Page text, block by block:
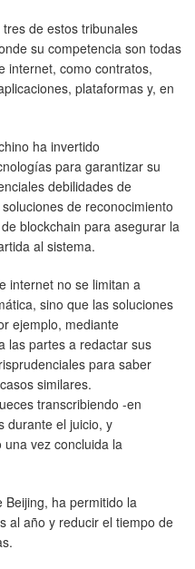
de estos tribunales
su competencia son todas
internet, como contratos,
plataformas y, en
ha invertido
para garantizar su
debilidades de
de reconocimiento
blockchain para asegurar la
al sistema.
internet no se limitan a
sino que las soluciones
ejemplo, mediante
las partes a redactar sus
para saber
similares.
transcribiendo -en
durante el juicio, y
vez concluida la
ha permitido la
al año y reducir el tiempo de